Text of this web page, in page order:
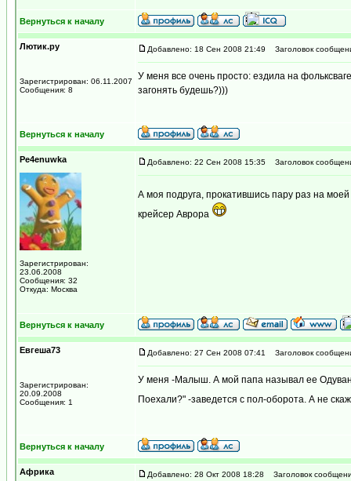
Вернуться к началу
Лютик.ру
Зарегистрирован: 06.11.2007
Сообщения: 8
Добавлено: 18 Сен 2008 21:49 Заголовок
У меня все очень просто: ездила на
загонять будешь?)))
Вернуться к началу
Pe4enuwka
Зарегистрирован:
23.06.2008
Сообщения: 32
Откуда: Москва
Добавлено: 22 Сен 2008 15:35 Заголовок
А моя подруга, прокатившись пару раз на
крейсер Аврора
Вернуться к началу
Евгеша73
Зарегистрирован:
20.09.2008
Сообщения: 1
Добавлено: 27 Сен 2008 07:41 Заголовок
У меня -Малыш. А мой папа называл ее
Поехали?" -заведется с пол-оборота. А не
Вернуться к началу
Африка Добавлено: 28 Окт 2008 18:28 Заголовок